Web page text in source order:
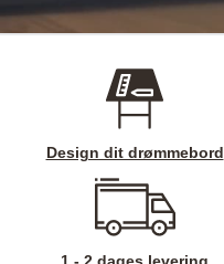
Design dit drømmebord